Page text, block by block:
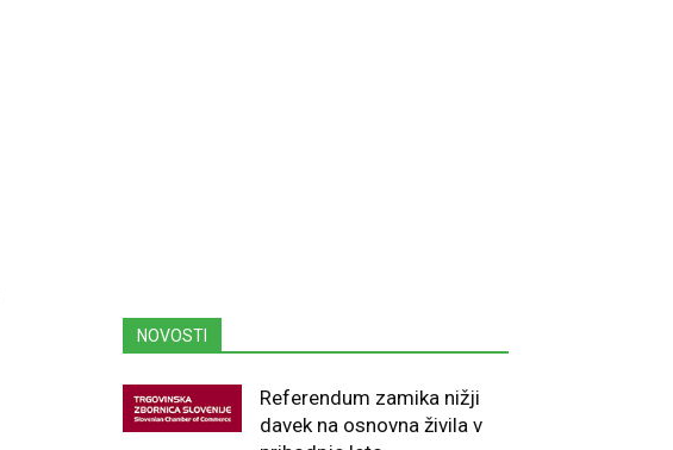
NOVOSTI
Referendum zamika nižji
davek na osnovna živila v